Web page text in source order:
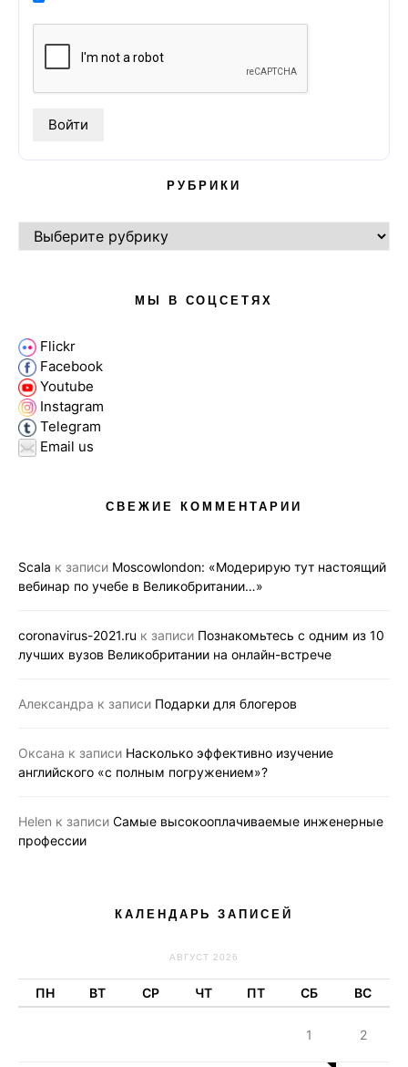
РУБРИКИ
МЫ В СОЦСЕТЯХ
Flickr
Facebook
Youtube
Instagram
Telegram
Email us
СВЕЖИЕ КОММЕНТАРИИ
Scala к записи Moscowlondon: «Модерирую тут настоящий
вебинар по учебе в Великобритании…»
coronavirus-2021.ru к записи Познакомьтесь с одним из 10
лучших вузов Великобритании на онлайн-встрече
Александра к записи Подарки для блогеров
Оксана к записи Насколько эффективно изучение
английского «с полным погружением»?
Helen к записи Самые высокооплачиваемые инженерные
профессии
КАЛЕНДАРЬ ЗАПИСЕЙ
АВГУСТ 2026
ПН ВТ СР ЧТ ПТ СБ ВС
1 2